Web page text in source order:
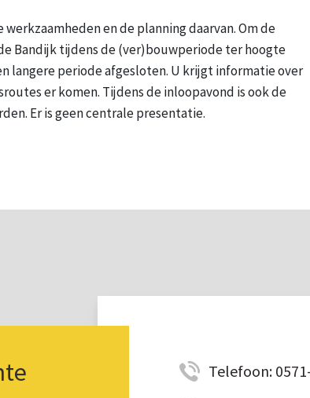
en de planning daarvan. Om de
Bandijk tijdens de (ver)bouwperiode ter hoogte
langere periode afgesloten. U krijgt informatie over
er komen. Tijdens de inloopavond is ook de
Er is geen centrale presentatie.
Telefoon: